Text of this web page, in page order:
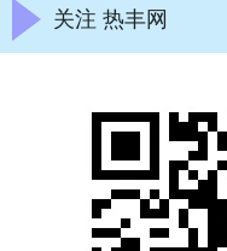
关注 热丰网